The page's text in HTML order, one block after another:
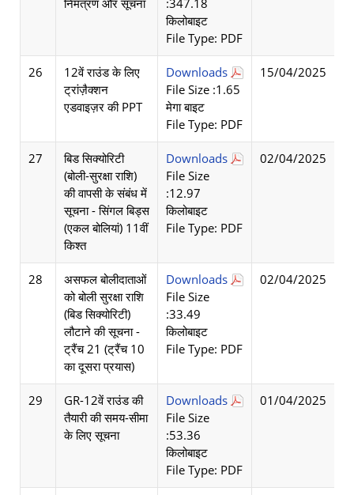
निमंत्रण और सूचना
:347.18
किलोबाइट
File Type: PDF
26
12वें राउंड के लिए
ट्रांज़ैक्शन
एडवाइज़र की PPT
Downloads
File Size :1.65
मेगा बाइट
File Type: PDF
15/04/2025
27
बिड सिक्योरिटी
(बोली-सुरक्षा राशि)
की वापसी के संबंध में
सूचना - सिंगल बिड्स
(एकल बोलियां) 11वीं
किश्त
Downloads
File Size
:12.97
किलोबाइट
File Type: PDF
02/04/2025
28
असफल बोलीदाताओं
को बोली सुरक्षा राशि
(बिड सिक्योरिटी)
लौटाने की सूचना -
ट्रैंच 21 (ट्रैंच 10
का दूसरा प्रयास)
Downloads
File Size
:33.49
किलोबाइट
File Type: PDF
02/04/2025
29
GR-12वें राउंड की
तैयारी की समय-सीमा
के लिए सूचना
Downloads
File Size
:53.36
किलोबाइट
File Type: PDF
01/04/2025